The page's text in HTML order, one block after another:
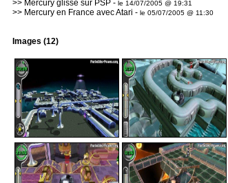
>> Mercury glisse sur PSP - le 14/07/2005 @ 19:31
>> Mercury en France avec Atari - le 05/07/2005 @ 11:30
Images (12)